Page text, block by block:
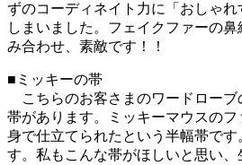
ずのコーディネイト力に「おしゃ
しまいました。フェイクファーの
み合わせ、素敵です！！
■ミッキーの帯
こちらのお客さまのワードローブ
帯があります。ミッキーマウスの
身で仕立てられたという半幅帯で
す。私もこんな帯がほしいと思い